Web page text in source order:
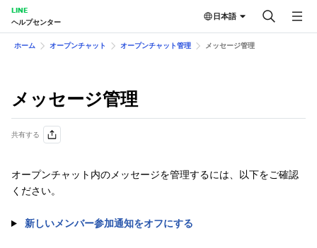
LINE
ヘルプセンター
日本語
ホーム オープンチャット オープンチャット管理 メッセージ管理
メッセージ管理
共有する
オープンチャット内のメッセージを管理するには、以下をご確認
ください。
新しいメンバー参加通知をオフにする